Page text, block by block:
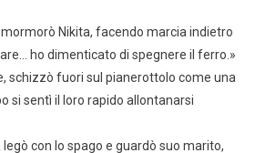
Nikita, facendo marcia indietro
ho dimenticato di spegnere il ferro.»
schizzò fuori sul pianerottolo come una
si sentì il loro rapido allontanarsi
con lo spago e guardò suo marito,